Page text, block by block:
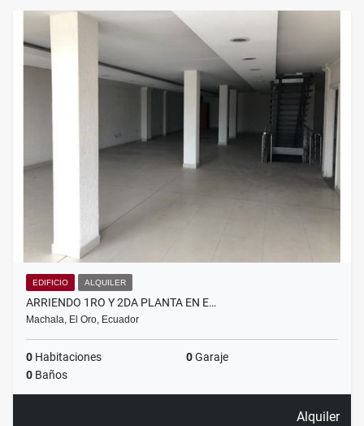
EDIFICIO ALQUILER
ARRIENDO 1RO Y 2DA PLANTA EN E…
Machala, El Oro, Ecuador
0 Habitaciones 0Garaje
0 Baños
Alquiler